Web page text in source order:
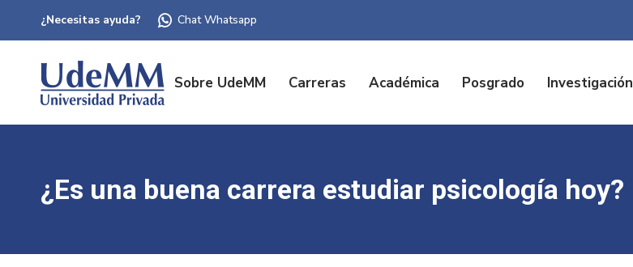
¿Necesitas ayuda? Chat Whatsapp
Sobre UdeMM Carreras Académica Posgrado Investigación
¿Es una buena carrera estudiar psicología hoy?